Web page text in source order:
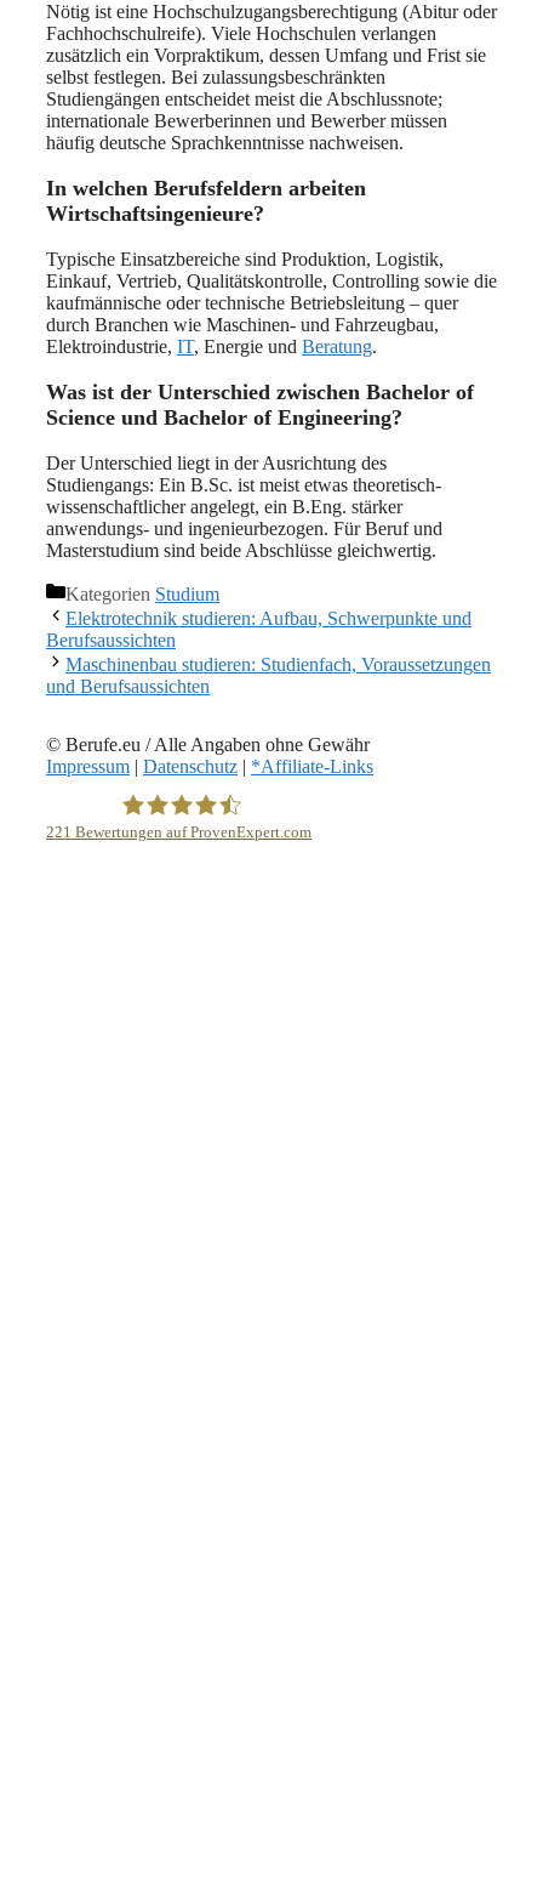
Nötig ist eine Hochschulzugangsberechtigung (Abitur oder
Fachhochschulreife). Viele Hochschulen verlangen
zusätzlich ein Vorpraktikum, dessen Umfang und Frist sie
selbst festlegen. Bei zulassungsbeschränkten
Studiengängen entscheidet meist die Abschlussnote;
internationale Bewerberinnen und Bewerber müssen
häufig deutsche Sprachkenntnisse nachweisen.
In welchen Berufsfeldern arbeiten
Wirtschaftsingenieure?
Typische Einsatzbereiche sind Produktion, Logistik,
Einkauf, Vertrieb, Qualitätskontrolle, Controlling sowie die
kaufmännische oder technische Betriebsleitung – quer
durch Branchen wie Maschinen- und Fahrzeugbau,
Elektroindustrie, IT, Energie und Beratung.
Was ist der Unterschied zwischen Bachelor of
Science und Bachelor of Engineering?
Der Unterschied liegt in der Ausrichtung des
Studiengangs: Ein B.Sc. ist meist etwas theoretisch-
wissenschaftlicher angelegt, ein B.Eng. stärker
anwendungs- und ingenieurbezogen. Für Beruf und
Masterstudium sind beide Abschlüsse gleichwertig.
Kategorien Studium
Elektrotechnik studieren: Aufbau, Schwerpunkte und
Berufsaussichten
Maschinenbau studieren: Studienfach, Voraussetzungen
und Berufsaussichten
© Berufe.eu / Alle Angaben ohne Gewähr
Impressum | Datenschutz | *Affiliate-Links
221 Bewertungen auf ProvenExpert.com